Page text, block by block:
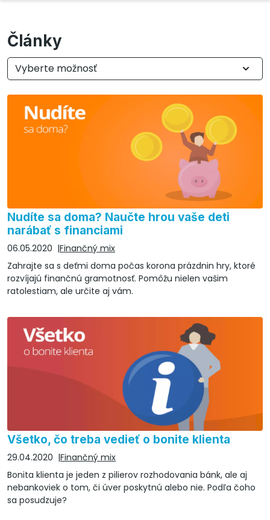
Články
Vyberte možnosť
Nudíte sa doma? Naučte hrou vaše deti
narábať s financiami
06.05.2020
Finančný mix
Zahrajte sa s deťmi doma počas korona prázdnin hry, ktoré
rozvíjajú finančnú gramotnosť. Pomôžu nielen vašim
ratolestiam, ale určite aj vám.
Všetko, čo treba vedieť o bonite klienta
29.04.2020
Finančný mix
Bonita klienta je jeden z pilierov rozhodovania bánk, ale aj
nebankoviek o tom, či úver poskytnú alebo nie. Podľa čoho
sa posudzuje?